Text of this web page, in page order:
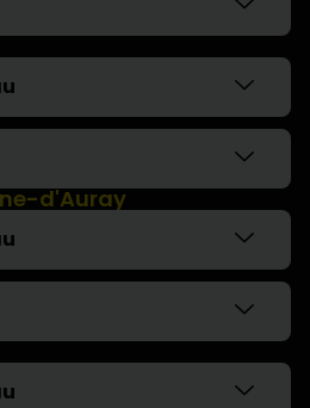
d'Auray